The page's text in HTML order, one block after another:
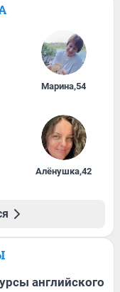
Марина,54
Алёнушка,42
английского